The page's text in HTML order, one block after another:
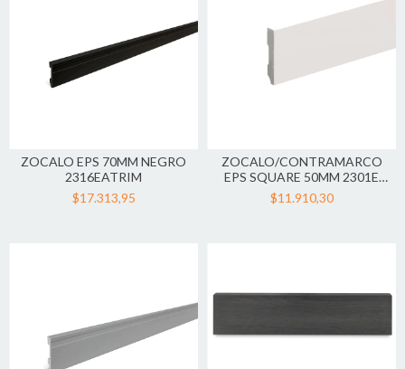
ZOCALO EPS 70MM NEGRO
2316EATRIM
$17.313,95
ZOCALO/CONTRAMARCO
EPS SQUARE 50MM 2301E
ATRIM
$11.910,30